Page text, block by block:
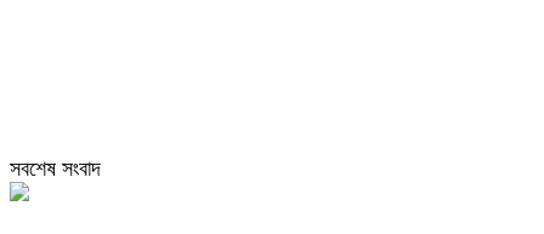
সবশেষ সংবাদ